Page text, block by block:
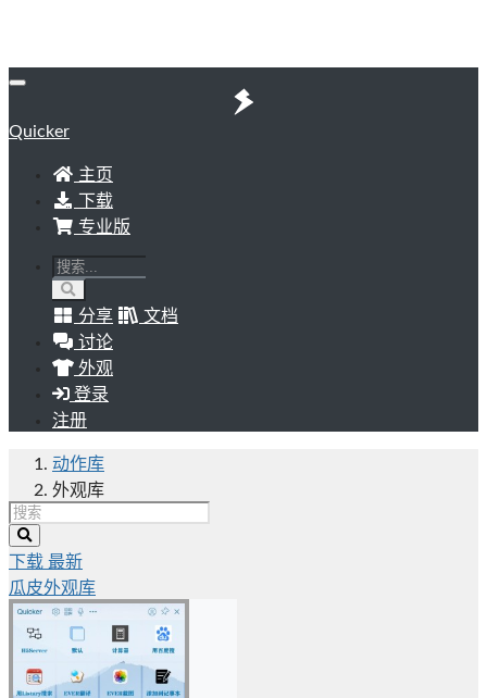
Quicker
主页
下载
专业版
分享
文档
讨论
外观
登录
注册
动作库
外观库
下载 最新
瓜皮外观库